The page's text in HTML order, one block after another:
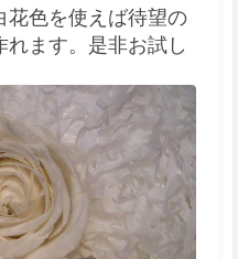
花色を使えば待望の
ます。是非お試し